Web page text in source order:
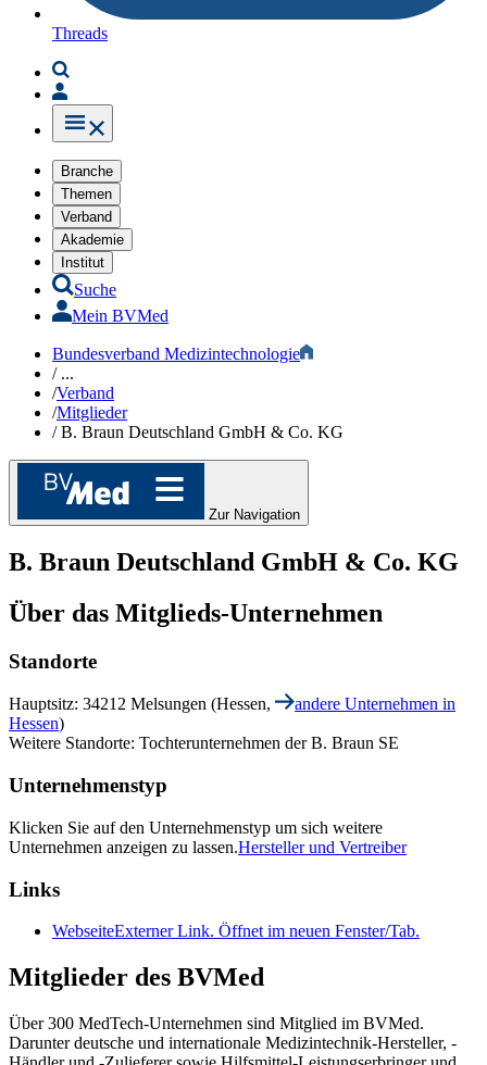
Threads
Branche
Themen
Verband
Akademie
Institut
Suche
Mein BVMed
Bundesverband Medizintechnologie
/...
/Verband
/Mitglieder
/B. Braun Deutschland GmbH & Co. KG
Zur Navigation
B. Braun Deutschland GmbH & Co. KG
Über das Mitglieds-Unternehmen
Standorte
Hauptsitz: 34212 Melsungen (Hessen,
andere Unternehmen in
Hessen)
Weitere Standorte: Tochterunternehmen der B. Braun SE
Unternehmenstyp
Klicken Sie auf den Unternehmenstyp um sich weitere
Unternehmen anzeigen zu lassen.Hersteller und Vertreiber
Links
WebseiteExterner Link. Öffnet im neuen Fenster/Tab.
Mitglieder des BVMed
Über 300 MedTech-Unternehmen sind Mitglied im BVMed.
Darunter deutsche und internationale Medizintechnik-Hersteller, -